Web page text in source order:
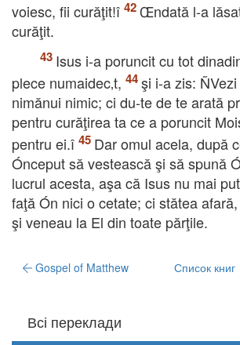
voiesc, fii curăţit!î
Œndată l-a
curăţit.
Isus i-a poruncit cu tot
plece numaidec‚t,
şi i-a zis:
nimănui nimic; ci du-te de te arată
pentru curăţirea ta ce a poruncit
pentru ei.î
Dar omul acela, după
Ónceput să vestească şi să spună
lucrul acesta, aşa că Isus nu mai
faţă Ón nici o cetate; ci stătea
şi veneau la El din toate părţile.
Gospel of Matthew Список книг
Всі переклади